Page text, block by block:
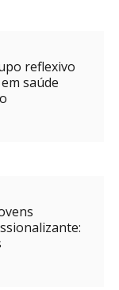
reflexivo
saúde